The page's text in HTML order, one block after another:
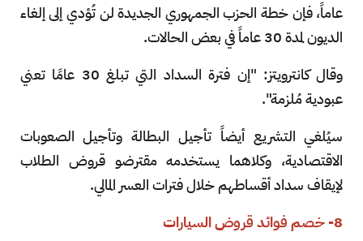
عاماً، فإن خطة الحزب الجمهوري الجديدة لن تُؤدي إلى إلغاء
الديون لمدة 30 عاماً في بعض الحالات.
وقال كانترويتز: "إن فترة السداد التي تبلغ 30 عامًا تعني
عبودية مُلزمة".
سيُلغي التشريع أيضاً تأجيل البطالة وتأجيل الصعوبات
الاقتصادية، وكلاهما يستخدمه مقترضو قروض الطلاب
لإيقاف سداد أقساطهم خلال فترات العسر المالي.
8- خصم فوائد قروض السيارات